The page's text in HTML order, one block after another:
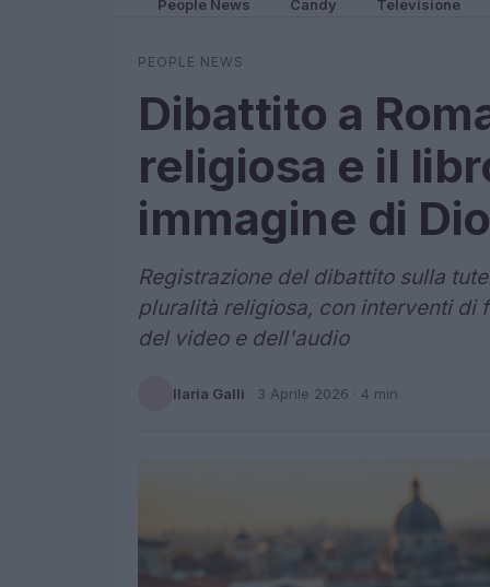
People News Candy Televisione
PEOPLE NEWS
Dibattito a
religiosa e il
immagine di Dio
Registrazione del dibattito sulla
pluralità religiosa, con interventi
del video e dell'audio
Ilaria Galli · 3 Aprile 2026 · 4 min